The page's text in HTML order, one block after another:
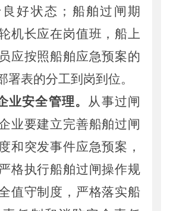
好状态； 船舶过闸期
机长应在岗值班，船上
应按照船舶应急预案的
署表的分工到岗到位。
业安全管理。 从事过闸
业要建立完善船舶过闸
和突发事件应急预案 ，
格执行船舶过闸操作规
值守制度 ， 严格落实船